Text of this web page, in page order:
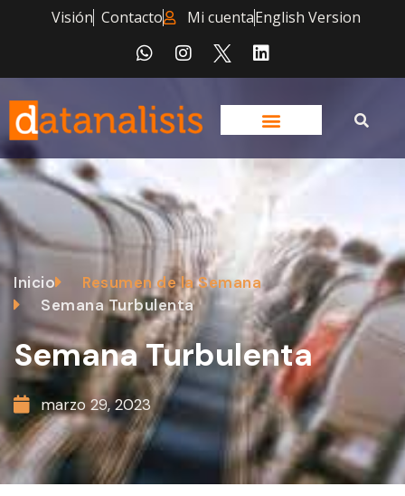
Visión Contacto Mi cuentaEnglish Version
Inicio
Resumen de la Semana
Semana Turbulenta
Semana Turbulenta
marzo 29, 2023